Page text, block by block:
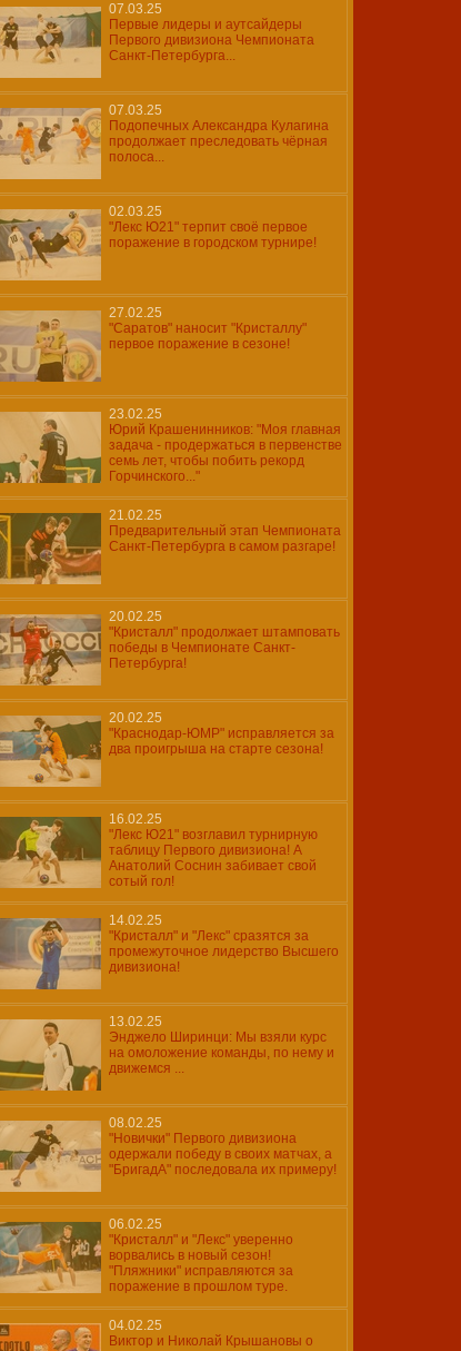
07.03.25
Первые лидеры и аутсайдеры
Первого дивизиона Чемпионата
Санкт-Петербурга...
07.03.25
Подопечных Александра Кулагина
продолжает преследовать чёрная
полоса...
02.03.25
"Лекс Ю21" терпит своё первое
поражение в городском турнире!
27.02.25
"Саратов" наносит "Кристаллу"
первое поражение в сезоне!
23.02.25
Юрий Крашенинников: "Моя главная
задача - продержаться в первенстве
семь лет, чтобы побить рекорд
Горчинского..."
21.02.25
Предварительный этап Чемпионата
Санкт-Петербурга в самом разгаре!
20.02.25
"Кристалл" продолжает штамповать
победы в Чемпионате Санкт-
Петербурга!
20.02.25
"Краснодар-ЮМР" исправляется за
два проигрыша на старте сезона!
16.02.25
"Лекс Ю21" возглавил турнирную
таблицу Первого дивизиона! А
Анатолий Соснин забивает свой
сотый гол!
14.02.25
"Кристалл" и "Лекс" сразятся за
промежуточное лидерство Высшего
дивизиона!
13.02.25
Энджело Ширинци: Мы взяли курс
на омоложение команды, по нему и
движемся ...
08.02.25
"Новички" Первого дивизиона
одержали победу в своих матчах, а
"БригадА" последовала их примеру!
06.02.25
"Кристалл" и "Лекс" уверенно
ворвались в новый сезон!
"Пляжники" исправляются за
поражение в прошлом туре.
04.02.25
Виктор и Николай Крышановы о